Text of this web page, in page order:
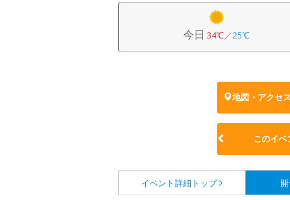
今日 34℃／25℃
地図・アクセ
このイベ
イベント詳細 トップ